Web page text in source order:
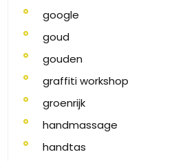
google
goud
gouden
graffiti workshop
groenrijk
handmassage
handtas